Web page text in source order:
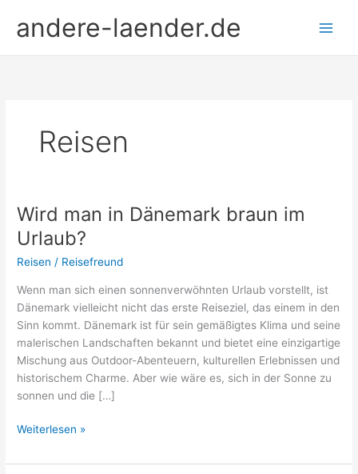
Inhaltandere-laender.de
Reisen
Wird man in Dänemark braun im
Urlaub?
Reisen / Reisefreund
Wenn man sich einen sonnenverwöhnten Urlaub vorstellt, ist
Dänemark vielleicht nicht das erste Reiseziel, das einem in den
Sinn kommt. Dänemark ist für sein gemäßigtes Klima und seine
malerischen Landschaften bekannt und bietet eine einzigartige
Mischung aus Outdoor-Abenteuern, kulturellen Erlebnissen und
historischem Charme. Aber wie wäre es, sich in der Sonne zu
sonnen und die […]
Wird
in
Weiterlesen »